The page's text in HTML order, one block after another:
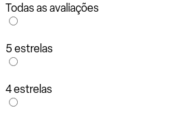
Todas as avaliações
5 estrelas
4 estrelas